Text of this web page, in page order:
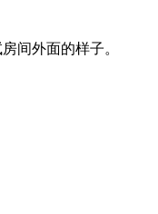
间外面的样子。